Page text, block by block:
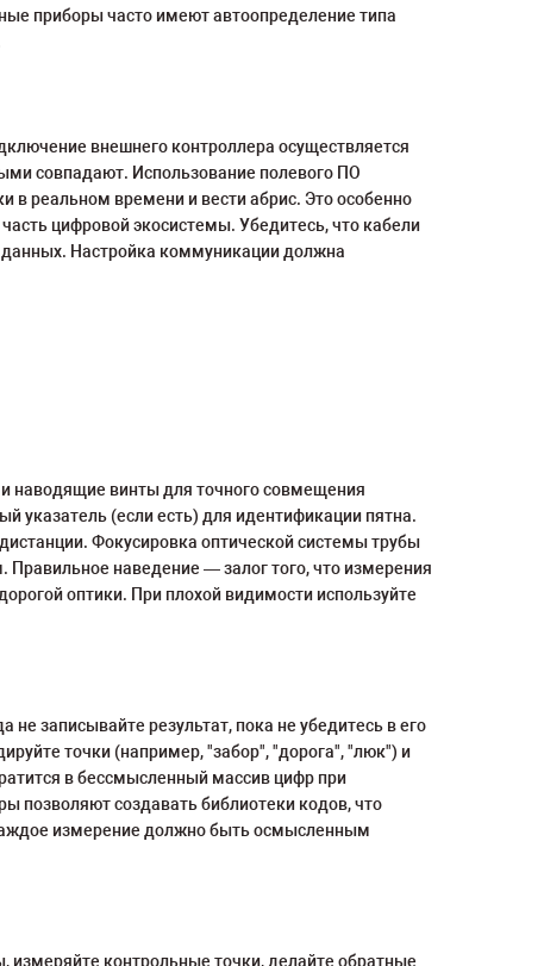
приборы часто имеют автоопределение типа
внешнего контроллера осуществляется
совпадают. Использование полевого ПО
в реальном времени и вести абрис. Это особенно
цифровой экосистемы. Убедитесь, что кабели
данных. Настройка коммуникации должна
наводящие винты для точного совмещения
указатель (если есть) для идентификации пятна.
Фокусировка оптической системы трубы
наведение — залог того, что измерения
оптики. При плохой видимости используйте
записывайте результат, пока не убедитесь в его
точки (например, "забор", "дорога", "люк") и
в бессмысленный массив цифр при
позволяют создавать библиотеки кодов, что
измерение должно быть осмысленным
контрольные точки, делайте обратные